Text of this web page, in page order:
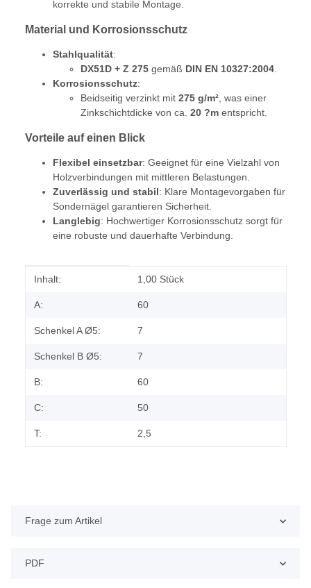
korrekte und stabile Montage.
Material und Korrosionsschutz
Stahlqualität:
DX51D + Z 275 gemäß DIN EN 10327:2004
Korrosionsschutz:
Beidseitig verzinkt mit 275 g/m² , was einer
Zinkschichtdicke von ca. 20 ?m entspricht.
Vorteile auf einen Blick
Flexibel einsetzbar: Geeignet für eine Vielzahl von
Holzverbindungen mit mittleren Belastungen.
Zuverlässig und stabil: Klare Montagevorgaben für
Sondernägel garantieren Sicherheit.
Langlebig: Hochwertiger Korrosionsschutz sorgt für
eine robuste und dauerhafte Verbindung.
Produkteigenschaft
Wert
Inhalt: 1,00 Stück
A: 60
Schenkel A Ø5: 7
Schenkel B Ø5: 7
B: 60
C: 50
T: 2,5
Frage zum Artikel
PDF